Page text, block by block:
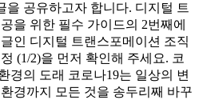
을 공유하고자 합니다. 디지털 트
을 위한 필수 가이드의 2번째에
인 디지털 트랜스포메이션 조직
(1/2)을 먼저 확인해 주세요. 코
경의 도래 코로나19는 일상의 변
경까지 모든 것을 송두리째 바꾸